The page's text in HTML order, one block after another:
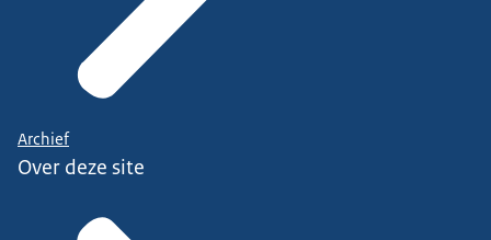
Archief
Over deze site